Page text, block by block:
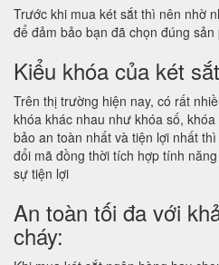
Trước khi mua két sắt thì nên nhờ
để đảm bảo bạn đã chọn đúng sản
Kiểu khóa của két
Trên thị trường hiện nay, có rất
khóa khác nhau như khóa số,
bảo an toàn nhất và tiện lợi nhất
đổi mã đồng thời tích hợp tính
sự tiện lợi
An toàn tối đa với
cháy: